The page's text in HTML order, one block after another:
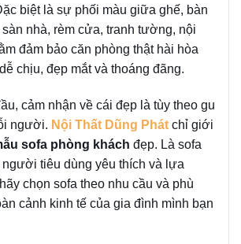
biệt là sự phối màu giữa ghế, bàn
nhà, rèm cửa, tranh tường, nội
đảm bảo căn phòng thật hài hòa
chịu, đẹp mắt và thoáng đãng.
cảm nhận về cái đẹp là tùy theo gu
người. Nội Thất Dũng Phát chỉ giới
sofa phòng khách đẹp. Là sofa
tiêu dùng yêu thích và lựa
chọn sofa theo nhu cầu và phù
cảnh kinh tế của gia đình mình bạn